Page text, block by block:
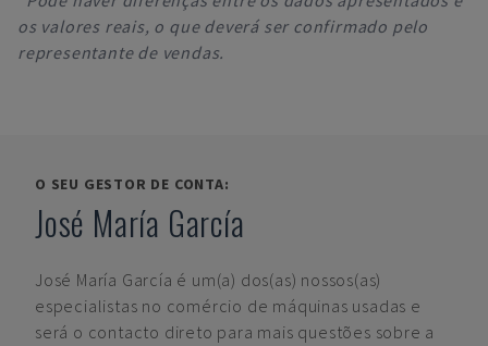
os valores reais, o que deverá ser confirmado pelo
representante de vendas.
O SEU GESTOR DE CONTA:
José María García
José María García é um(a) dos(as) nossos(as)
especialistas no comércio de máquinas usadas e
será o contacto direto para mais questões sobre a